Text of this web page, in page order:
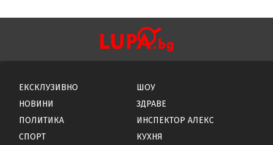
ЕКСКЛУЗИВНО
НОВИНИ
ПОЛИТИКА
СПОРТ
ШОУ
ЗДРАВЕ
ИНСПЕКТОР АЛЕКС
КУХНЯ